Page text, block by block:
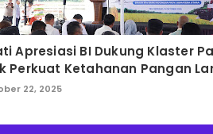
Apresiasi BI Dukung Klaster
Perkuat Ketahanan Pangan
22, 2025